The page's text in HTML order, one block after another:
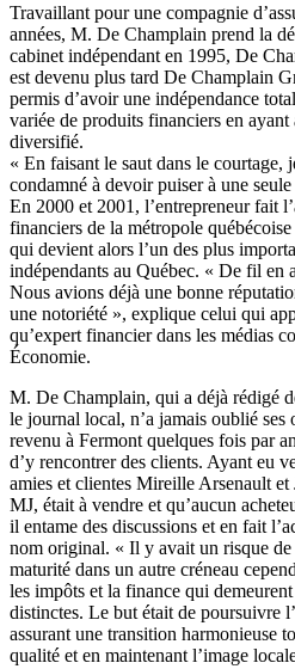
Travaillant pour une compagnie
années, M. De Champlain prend la
cabinet indépendant en 1995, De
est devenu plus tard De Champlain
permis d’avoir une indépendance
variée de produits financiers en ayant
diversifié.
« En faisant le saut dans le courtage,
condamné à devoir puiser à une
En 2000 et 2001, l’entrepreneur fait
financiers de la métropole
qui devient alors l’un des plus
indépendants au Québec. « De fil en
Nous avions déjà une bonne
une notoriété », explique celui qui
qu’expert financier dans les médias
Économie.
M. De Champlain, qui a déjà rédigé
le journal local, n’a jamais oublié
revenu à Fermont quelques fois par
d’y rencontrer des clients. Ayant eu
amies et clientes Mireille Arsenault
MJ, était à vendre et qu’aucun
il entame des discussions et en fait
nom original. « Il y avait un risque de
maturité dans un autre créneau
les impôts et la finance qui
distinctes. Le but était de poursuivre
assurant une transition harmonieuse
qualité et en maintenant l’image